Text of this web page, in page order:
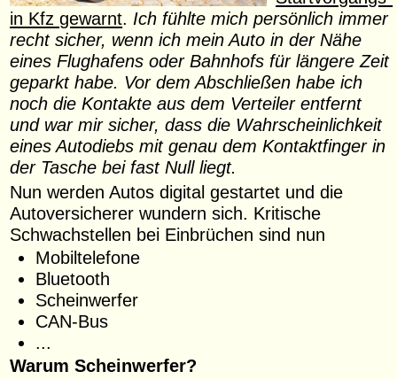
in Kfz gewarnt Ich fühlte mich persönlich immer
recht sicher, wenn ich mein Auto in der Nähe
eines Flughafens oder Bahnhofs für längere Zeit
geparkt habe. Vor dem Abschließen habe ich
noch die Kontakte aus dem Verteiler entfernt
und war mir sicher, dass die Wahrscheinlichkeit
eines Autodiebs mit genau dem Kontaktfinger in
der Tasche bei fast Null liegt.
Nun werden Autos digital gestartet und die
Autoversicherer wundern sich. Kritische
Schwachstellen bei Einbrüchen sind nun
Mobiltelefone
Bluetooth
Scheinwerfer
CAN-Bus
...
Warum Scheinwerfer?